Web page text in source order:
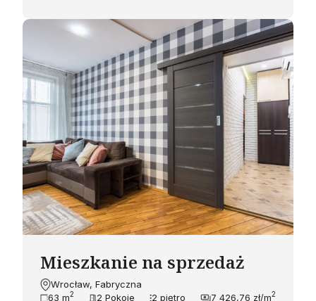
Mieszkanie na sprzedaż
Wrocław, Fabryczna
63 m2 2 Pokoje 2 piętro 7 426,76 zł/m2